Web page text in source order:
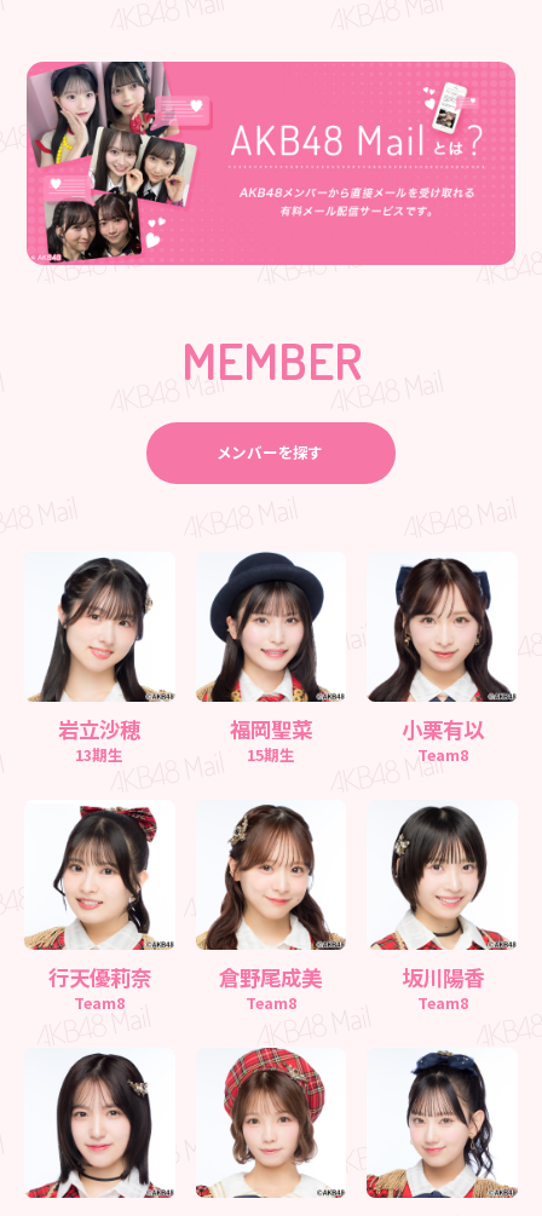
MEMBER
メンバーを探す
岩立沙穂
13期生
福岡聖菜
15期生
小栗有以
Team8
行天優莉奈
Team8
倉野尾成美
Team8
坂川陽香
Team8